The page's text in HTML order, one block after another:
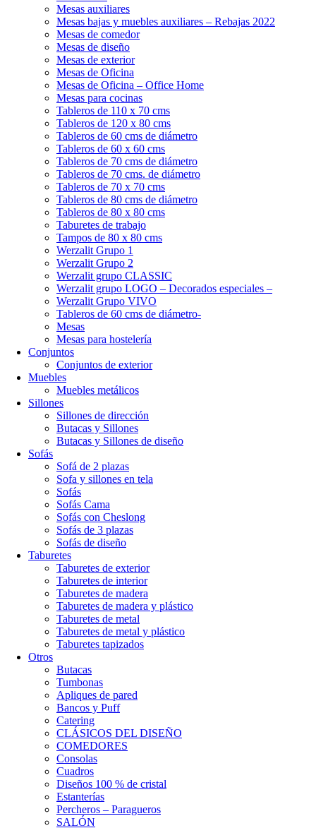
Mesas auxiliares
Mesas bajas y muebles auxiliares – Rebajas 2022
Mesas de comedor
Mesas de diseño
Mesas de exterior
Mesas de Oficina
Mesas de Oficina – Office Home
Mesas para cocinas
Tableros de 110 x 70 cms
Tableros de 120 x 80 cms
Tableros de 60 cms de diámetro
Tableros de 60 x 60 cms
Tableros de 70 cms de diámetro
Tableros de 70 cms. de diámetro
Tableros de 70 x 70 cms
Tableros de 80 cms de diámetro
Tableros de 80 x 80 cms
Taburetes de trabajo
Tampos de 80 x 80 cms
Werzalit Grupo 1
Werzalit Grupo 2
Werzalit grupo CLASSIC
Werzalit grupo LOGO – Decorados especiales –
Werzalit Grupo VIVO
Tableros de 60 cms de diámetro-
Mesas
Mesas para hostelería
Conjuntos
Conjuntos de exterior
Muebles
Muebles metálicos
Sillones
Sillones de dirección
Butacas y Sillones
Butacas y Sillones de diseño
Sofás
Sofá de 2 plazas
Sofa y sillones en tela
Sofás
Sofás Cama
Sofás con Cheslong
Sofás de 3 plazas
Sofás de diseño
Taburetes
Taburetes de exterior
Taburetes de interior
Taburetes de madera
Taburetes de madera y plástico
Taburetes de metal
Taburetes de metal y plástico
Taburetes tapizados
Otros
Butacas
Tumbonas
Apliques de pared
Bancos y Puff
Catering
CLÁSICOS DEL DISEÑO
COMEDORES
Consolas
Cuadros
Diseños 100 % de cristal
Estanterías
Percheros – Paragueros
SALÓN